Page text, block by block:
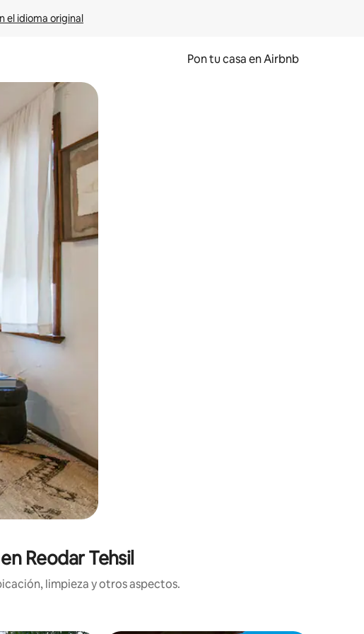
el idioma original
Pon tu casa en Airbnb
el tacto o desliza el dedo.
Reodar Tehsil
limpieza y otros aspectos.